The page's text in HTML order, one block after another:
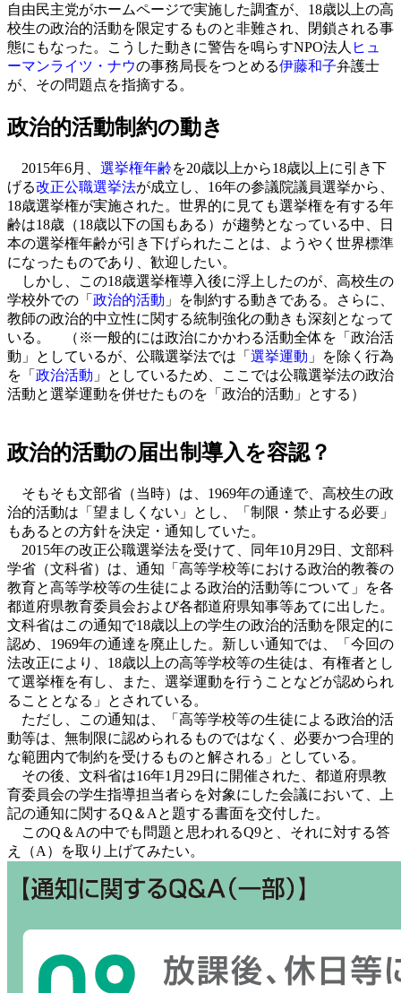
自由民主党がホームページで実施した調査が、18歳以上の高
校生の政治的活動を限定するものと非難され、閉鎖される事
態にもなった。こうした動きに警告を鳴らすNPO法人 ヒュ
ーマンライツ・ナウの事務局長をつとめる伊藤和子弁護士
が、その問題点を指摘する。
政治的活動制約の動き
2015年6月、 選挙権年齢を20歳以上から18歳以上に引き下
げる改正公職選挙法が成立し、16年の参議院議員選挙から、
18歳選挙権が実施された。世界的に見ても選挙権を有する年
齢は18歳（18歳以下の国もある）が趨勢となっている中、日
本の選挙権年齢が引き下げられたことは、ようやく世界標準
になったものであり、歓迎したい。
しかし、この18歳選挙権導入後に浮上したのが、高校生の
学校外での「 政治的活動 」を制約する動きである。さらに、
教師の政治的中立性に関する統制強化の動きも深刻となって
いる。 （※一般的には政治にかかわる活動全体を「政治活
動」としているが、公職選挙法では「 選挙運動 」を除く行為
を「 政治活動 」としているため、ここでは公職選挙法の政治
活動と選挙運動を併せたものを「政治的活動」とする）
政治的活動の届出制導入を容認？
そもそも文部省（当時）は、1969年の通達で、高校生の政
治的活動は「望ましくない」とし、「制限・禁止する必要」
もあるとの方針を決定・通知していた。
2015年の改正公職選挙法を受けて、同年10月29日、文部科
学省（文科省）は、通知「高等学校等における政治的教養の
教育と高等学校等の生徒による政治的活動等について」を各
都道府県教育委員会および各都道府県知事等あてに出した。
文科省はこの通知で18歳以上の学生の政治的活動を限定的に
認め、1969年の通達を廃止した。新しい通知では、「今回の
法改正により、18歳以上の高等学校等の生徒は、有権者とし
て選挙権を有し、また、選挙運動を行うことなどが認められ
ることとなる」とされている。
ただし、この通知は、「高等学校等の生徒による政治的活
動等は、無制限に認められるものではなく、必要かつ合理的
な範囲内で制約を受けるものと解される」としている。
その後、文科省は16年1月29日に開催された、都道府県教
育委員会の学生指導担当者らを対象にした会議において、上
記の通知に関するQ＆Aと題する書面を交付した。
このQ＆Aの中でも問題と思われるQ9と、それに対する答
え（A）を取り上げてみたい。